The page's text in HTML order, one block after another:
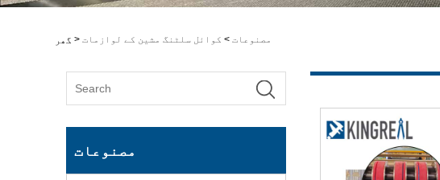
گھر > مصنوعات> کوائل سلٹنگ مشین کے لوازمات
مصنوعات